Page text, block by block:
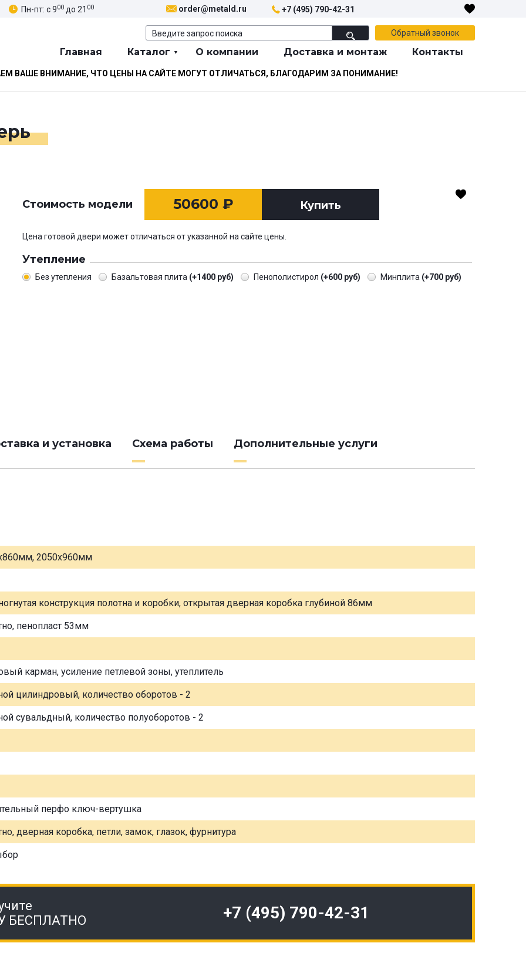
Пн-пт: с 900 до 21 00 order@metald.ru +7 (495) 790-42-31
Обратный звонок
Главная Каталог О компании Доставка и монтаж Контакты
ВАШЕ ВНИМАНИЕ, ЧТО ЦЕНЫ НА САЙТЕ МОГУТ ОТЛИЧАТЬСЯ, БЛАГОДАРИМ ЗА ПОНИМАНИЕ!
Стоимость модели 50600 ₽ Купить
Цена готовой двери может отличаться от указанной на сайте цены.
Утепление
Без утепления Базальтовая плита (+1400 руб) Пенополистирол (+600 руб) Минплита (+700 руб)
и установка Схема работы Дополнительные услуги
2050х960мм
конструкция полотна и коробки, открытая дверная коробка глубиной 86мм
пенопласт 53мм
карман, усиление петлевой зоны, утеплитель
цилиндровый, количество оборотов - 2
сувальдный, количество полуоборотов - 2
перфо ключ-вертушка
дверная коробка, петли, замок, глазок, фурнитура
БЕСПЛАТНО
+7 (495) 790-42-31